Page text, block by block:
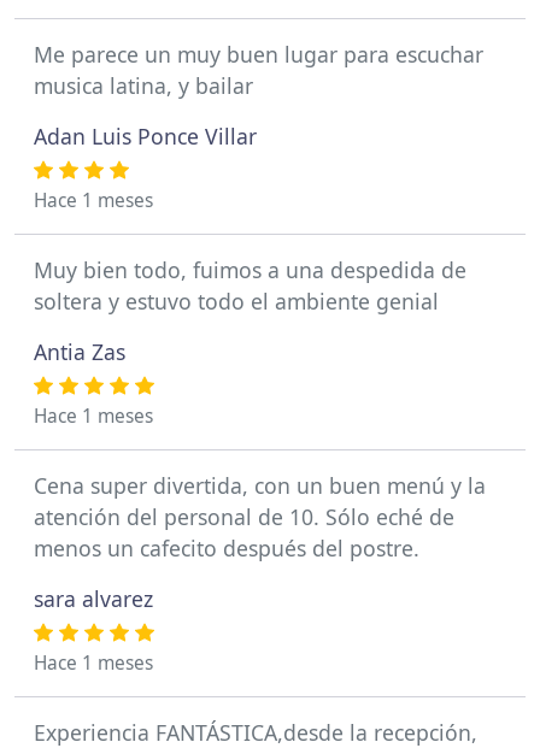
Me parece un muy buen lugar para escuchar
musica latina, y bailar
Adan Luis Ponce Villar
Hace 1 meses
Muy bien todo, fuimos a una despedida de
soltera y estuvo todo el ambiente genial
Antia Zas
Hace 1 meses
Cena super divertida, con un buen menú y la
atención del personal de 10. Sólo eché de
menos un cafecito después del postre.
sara alvarez
Hace 1 meses
Experiencia FANTÁSTICA,desde la recepción,